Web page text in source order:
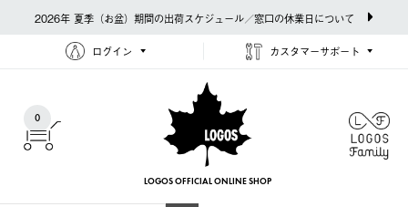
2026年 夏季（お盆）期間の出荷スケジュール／窓口の休業日について
ログイン カスタマーサポート
0
LOGOS OFFICIAL ONLINE SHOP